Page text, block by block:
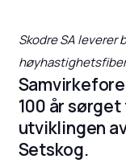
Skodre SA leverer
100 år
utviklingen
Setskog.